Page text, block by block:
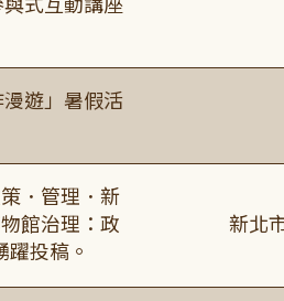
與式互動講座
漫遊」暑假活
．管理．新
館治理：政
投稿。
新北